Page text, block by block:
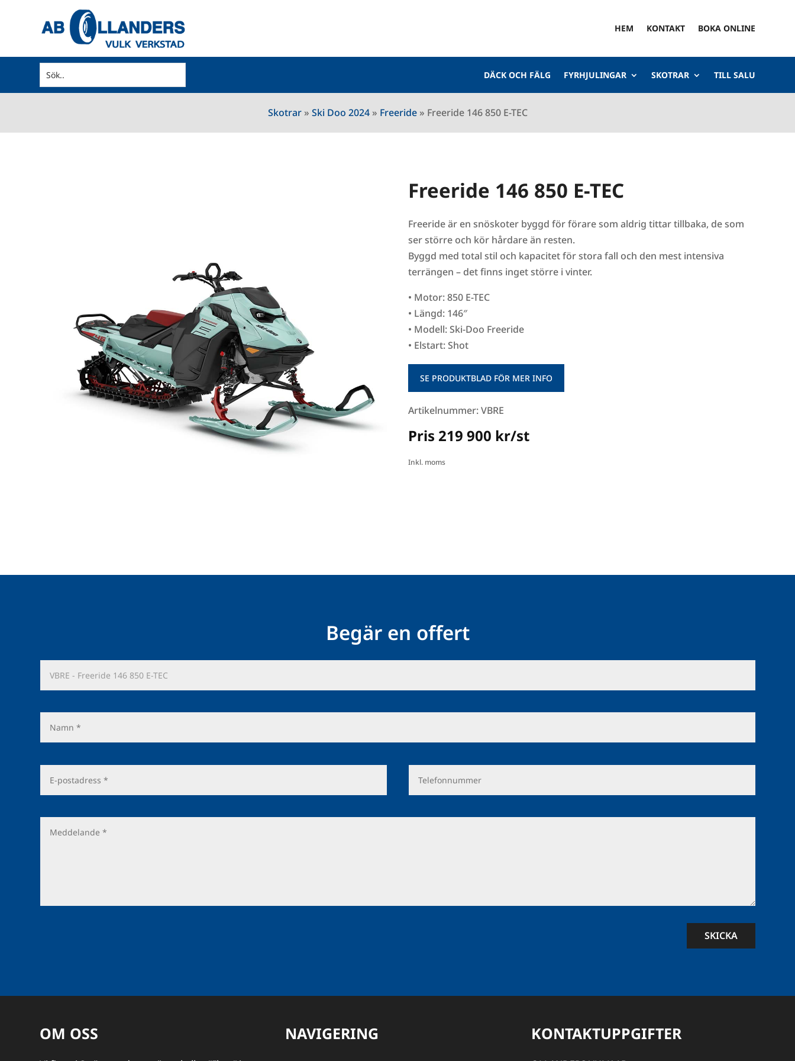
HEM KONTAKT BOKA ONLINE
DÄCK OCH FÄLG FYRHJULINGAR SKOTRAR TILL SALU
Skotrar» Ski Doo 2024» Freeride» Freeride 146 850 E-TEC
Freeride 146 850 E-TEC
Freeride är en snöskoter byggd för förare som aldrig tittar tillbaka, de som
ser större och kör hårdare än resten.
Byggd med total stil och kapacitet för stora fall och den mest intensiva
terrängen – det finns inget större i vinter.
• Motor: 850 E-TEC
• Längd: 146″
• Modell: Ski-Doo Freeride
• Elstart: Shot
SE PRODUKTBLAD FÖR MER INFO
Artikelnummer: VBRE
Pris 219 900 kr/st
Inkl. moms
Begär en offert
SKICKA
OM OSS NAVIGERING KONTAKTUPPGIFTER